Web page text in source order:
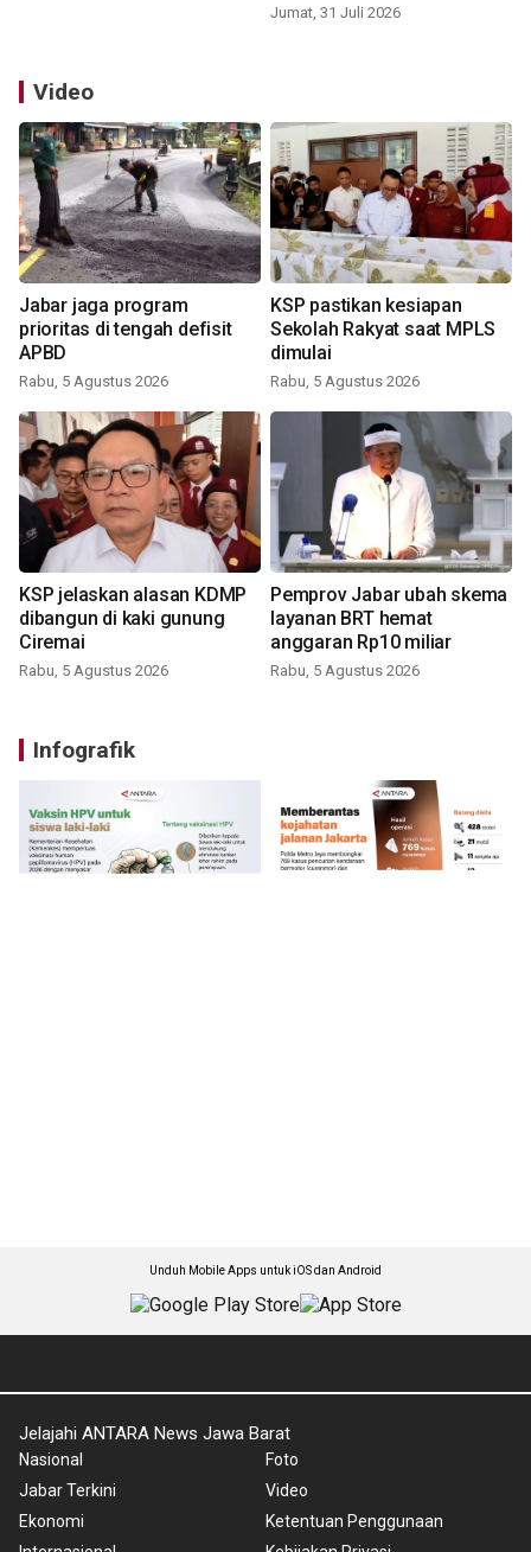
Jumat, 31 Juli 2026
Video
Jabar jaga program
prioritas di tengah defisit
APBD
Rabu, 5 Agustus 2026
KSP pastikan kesiapan
Sekolah Rakyat saat MPLS
dimulai
Rabu, 5 Agustus 2026
KSP jelaskan alasan KDMP
dibangun di kaki gunung
Ciremai
Rabu, 5 Agustus 2026
Pemprov Jabar ubah skema
layanan BRT hemat
anggaran Rp10 miliar
Rabu, 5 Agustus 2026
Infografik
Unduh Mobile Apps untuk iOS dan Android
Jelajahi ANTARA News Jawa Barat
Nasional
Jabar Terkini
Ekonomi
Foto
Video
Ketentuan Penggunaan